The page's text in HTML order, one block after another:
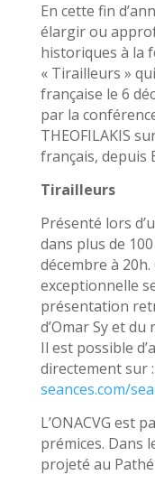
En cette fin
élargir ou
historiques à la
« Tirailleurs »
française le 6
par la
THEOFILAKIS
français, depuis
Tirailleurs
Présenté lors
dans plus de
décembre à
exceptionnelle
présentation
d’Omar Sy et
Il est possible
directement sur :
seances.com/
L’ONACVG est
prémices. Dans
projeté au